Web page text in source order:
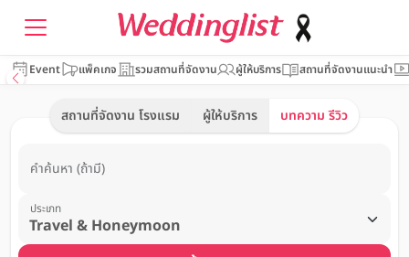
Event แพ็คเกจ รวมสถานที่จัดงาน ผู้ให้บริการ สถานที่จัดงานแนะนำ
สถานที่จัดงาน โรงแรม ผู้ให้บริการ บทความ รีวิว
คำค้นหา (ถ้ามี)
ประเภท